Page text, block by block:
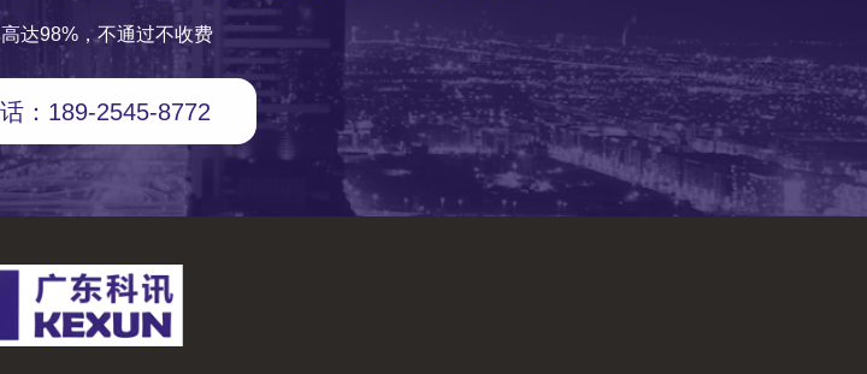
达98%，不通过不收费
：189-2545-8772